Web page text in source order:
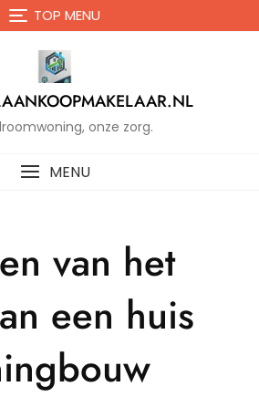
TOP MENU
onze zorg.
MENU
van het
een huis